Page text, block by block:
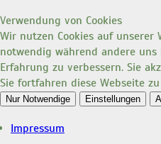
Verwendung von Cookies
Wir nutzen Cookies auf unserer
notwendig während andere
Erfahrung zu verbessern. Sie
Sie fortfahren diese Webseite
Nur Notwendige Einstellungen
Impressum